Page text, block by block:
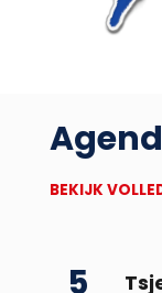
BEKIJK
5